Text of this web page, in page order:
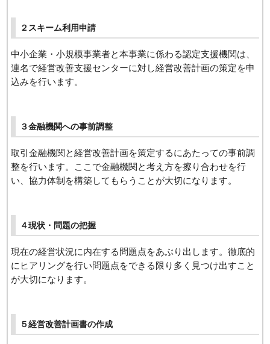
２スキーム利用申請
中小企業・小規模事業者と本事業に係わる認定支援機関は、
連名で経営改善支援センターに対し経営改善計画の策定を申
込みを行います。
３金融機関への事前調整
取引金融機関と経営改善計画を策定するにあたっての事前調
整を行います。ここで金融機関と考え方を擦り合わせを行
い、協力体制を構築してもらうことが大切になります。
４現状・問題の把握
現在の経営状況に内在する問題点をあぶり出します。徹底的
にヒアリングを行い問題点をできる限り多く見つけ出すこと
が大切になります。
５経営改善計画書の作成